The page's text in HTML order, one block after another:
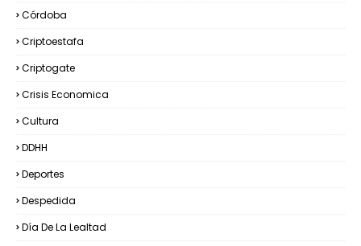
Córdoba
Criptoestafa
Criptogate
Crisis Economica
Cultura
DDHH
Deportes
Despedida
Día De La Lealtad